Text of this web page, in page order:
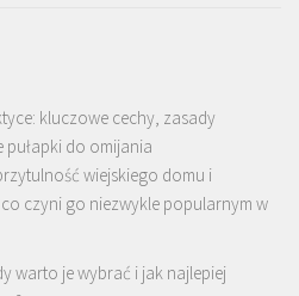
kluczowe cechy, zasady
pułapki do omijania
wiejskiego domu i
czyni go niezwykle popularnym w
warto je wybrać i jak najlepiej